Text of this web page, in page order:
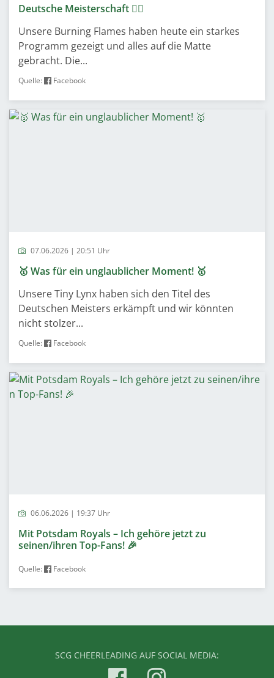
Deutsche Meisterschaft ❤️‍🔥
Unsere Burning Flames haben heute ein starkes
Programm gezeigt und alles auf die Matte
gebracht. Die...
Quelle: Facebook
07.06.2026 | 20:51 Uhr
🥇 Was für ein unglaublicher Moment! 🥇
Unsere Tiny Lynx haben sich den Titel des
Deutschen Meisters erkämpft und wir könnten
nicht stolzer...
Quelle: Facebook
06.06.2026 | 19:37 Uhr
Mit Potsdam Royals – Ich gehöre jetzt zu
seinen/ihren Top-Fans! 🎉
Quelle: Facebook
SCG CHEERLEADING AUF SOCIAL MEDIA: